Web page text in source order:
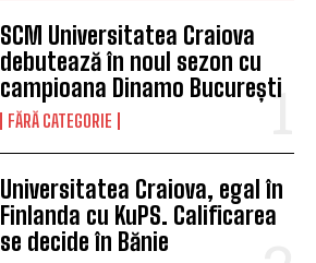
SCM Universitatea Craiova
debutează în noul sezon cu
campioana Dinamo București
FĂRĂ CATEGORIE
Universitatea Craiova, egal în
Finlanda cu KuPS. Calificarea
se decide în Bănie